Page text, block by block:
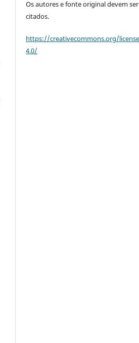
Os autores e fonte original devem ser
citados.
https://creativecommons.org/
4.0/